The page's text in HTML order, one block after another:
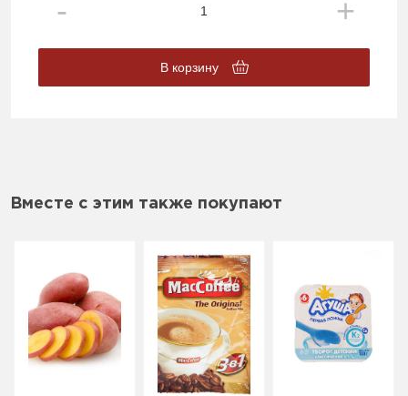
В корзину
Вместе с этим также покупают